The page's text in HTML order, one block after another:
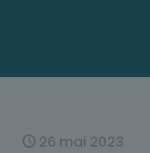
26 mai 2023